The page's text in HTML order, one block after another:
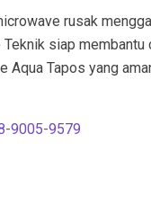
rusak
Teknik siap membantu
Aqua Tapos yang
9005-9579